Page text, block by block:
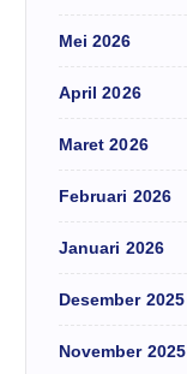
Mei 2026
April 2026
Maret 2026
Februari 2026
Januari 2026
Desember 2025
November 2025